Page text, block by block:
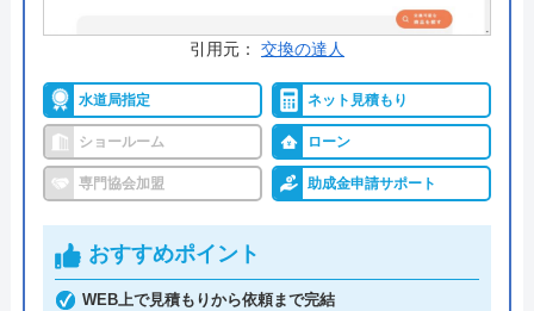
受付時間： 9:00～18:00
住設ショップリライブ の基本情報
運営会社 有限会社ワ―ティング
創業・設立 平成17年5月6日設立
引用元： 交換の達人
水道局指定 ネット見積もり
ショールーム ローン
専門協会加盟 助成金申請サポート
おすすめポイント
WEB上で見積もりから依頼まで完結